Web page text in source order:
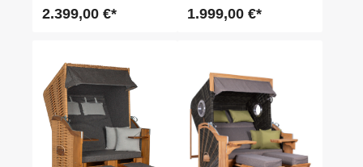
2.399,00 €* 1.999,00 €*